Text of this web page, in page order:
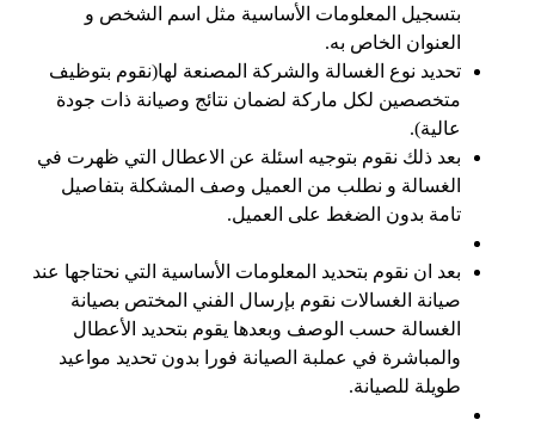
بتسجيل المعلومات الأساسية مثل اسم الشخص و
العنوان الخاص به.
تحديد نوع الغسالة والشركة المصنعة لها(نقوم بتوظيف
متخصصين لكل ماركة لضمان نتائج وصيانة ذات جودة
عالية).
بعد ذلك نقوم بتوجيه اسئلة عن الاعطال التي ظهرت في
الغسالة و نطلب من العميل وصف المشكلة بتفاصيل
تامة بدون الضغط على العميل.
بعد ان نقوم بتحديد المعلومات الأساسية التي نحتاجها عند
صيانة الغسالات نقوم بإرسال الفني المختص بصيانة
الغسالة حسب الوصف وبعدها يقوم بتحديد الأعطال
والمباشرة في عملبة الصيانة فورا بدون تحديد مواعيد
طويلة للصيانة.